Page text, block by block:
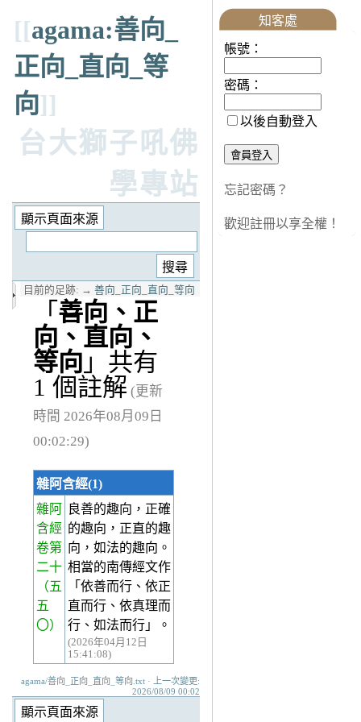
[[agama:善向_
正向_直向_等
向]]
台大獅子吼佛
學專站
目前的足跡: → 善向_正向_直向_等向
「 善向、正
向、直向、
等向 」共有
1 個註解 (更新
時間 2026年08月09日
00:02:29)
雜阿含經(1)
雜阿
含經
卷第
二十
（五
五
〇）
良善的趣向，正確
的趣向，正直的趣
向，如法的趣向。
相當的南傳經文作
「依善而行、依正
直而行、依真理而
行、如法而行」。
(2026年04月12日
15:41:08)
agama/善向_正向_直向_等向.txt · 上一次變更:
2026/08/09 00:02
知客處
帳號：
密碼：
以後自動登入
忘記密碼？
歡迎註冊以享全權！